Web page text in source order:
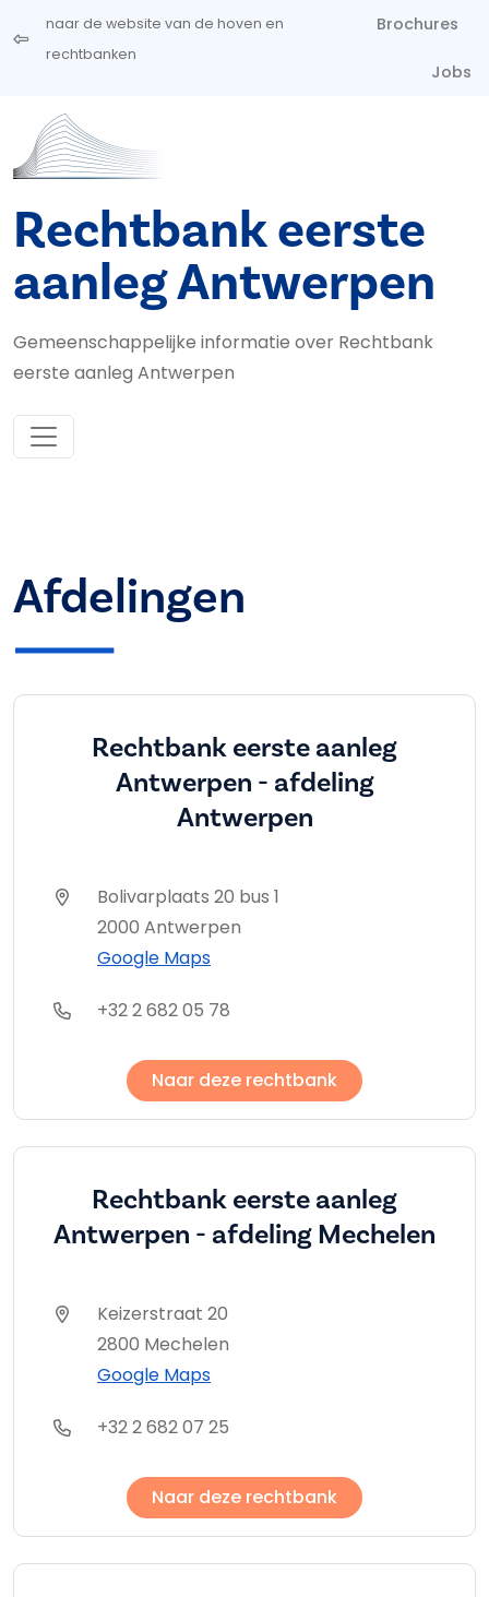
Overslaan en naar de inhoud gaan
naar de website van de hoven en
rechtbanken
Brochures
Jobs
Rechtbank eerste
aanleg Antwerpen
Gemeenschappelijke informatie over Rechtbank
eerste aanleg Antwerpen
Afdelingen
Rechtbank eerste aanleg
Antwerpen - afdeling
Antwerpen
Bolivarplaats 20 bus 1
2000 Antwerpen
Google Maps
+32 2 682 05 78
Naar deze rechtbank
Rechtbank eerste aanleg
Antwerpen - afdeling Mechelen
Keizerstraat 20
2800 Mechelen
Google Maps
+32 2 682 07 25
Naar deze rechtbank